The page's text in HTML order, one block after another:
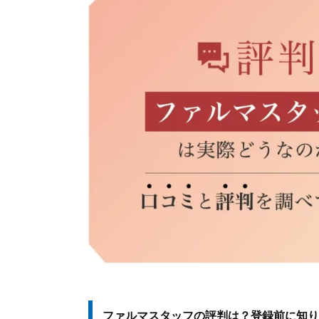
ファルマスタッフの評判は？登録前に知